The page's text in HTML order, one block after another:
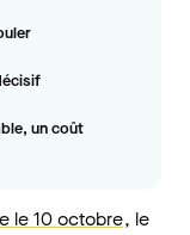
un coût
le 10 octobre, le